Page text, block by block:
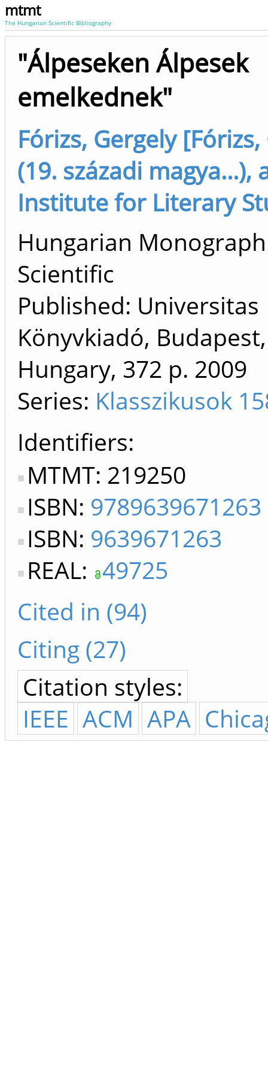
mtmt
The Hungarian Scientific Bibliography
"Álpeseken Álpesek
emelkednek"
Fórizs, Gergely
(19. századi magya...),
Institute for Literary
Hungarian
Scientific
Published: Universitas
Könyvkiadó, Budapest,
Hungary, 372 p. 2009
Series: Klasszikusok
Identifiers
MTMT: 219250
ISBN: 9789639671263
ISBN: 9639671263
REAL: 49725
Cited in (94)
Citing (27)
Citation styles:
IEEE ACM APA